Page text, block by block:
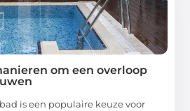
om een overloop
is een populaire keuze voor